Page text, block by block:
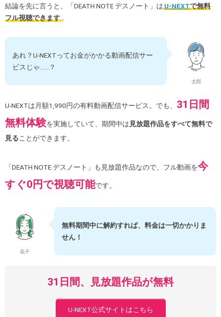
結論を先に言うと、「DEATH NOTE デスノート」はU-NEXTで無料
フル視聴できます。
太郎
あれ？U-NEXTってお金がかかる動画配信サー
ビスじゃ……？
U-NEXTは月額1,990円の有料動画配信サービス。でも、 31日間
無料体験を実施していて、期間中は 見放題作品をすべて無料で
見ることができます。
「DEATH NOTE デスノート」も見放題作品なので、フル動画を今
すぐ0円で視聴可能です。
花子
無料期間中に解約すれば、料金は一切かかりま
せん！
31日間、見放題作品が無料
U-NEXT公式サイトはこちら